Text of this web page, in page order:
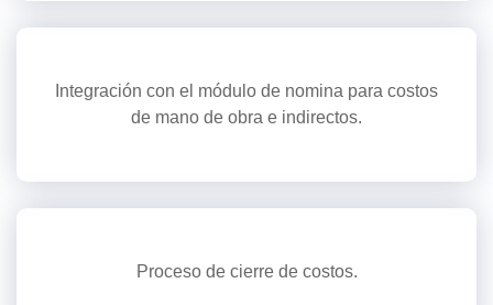
Integración con el módulo de nomina para costos
de mano de obra e indirectos.
Proceso de cierre de costos.